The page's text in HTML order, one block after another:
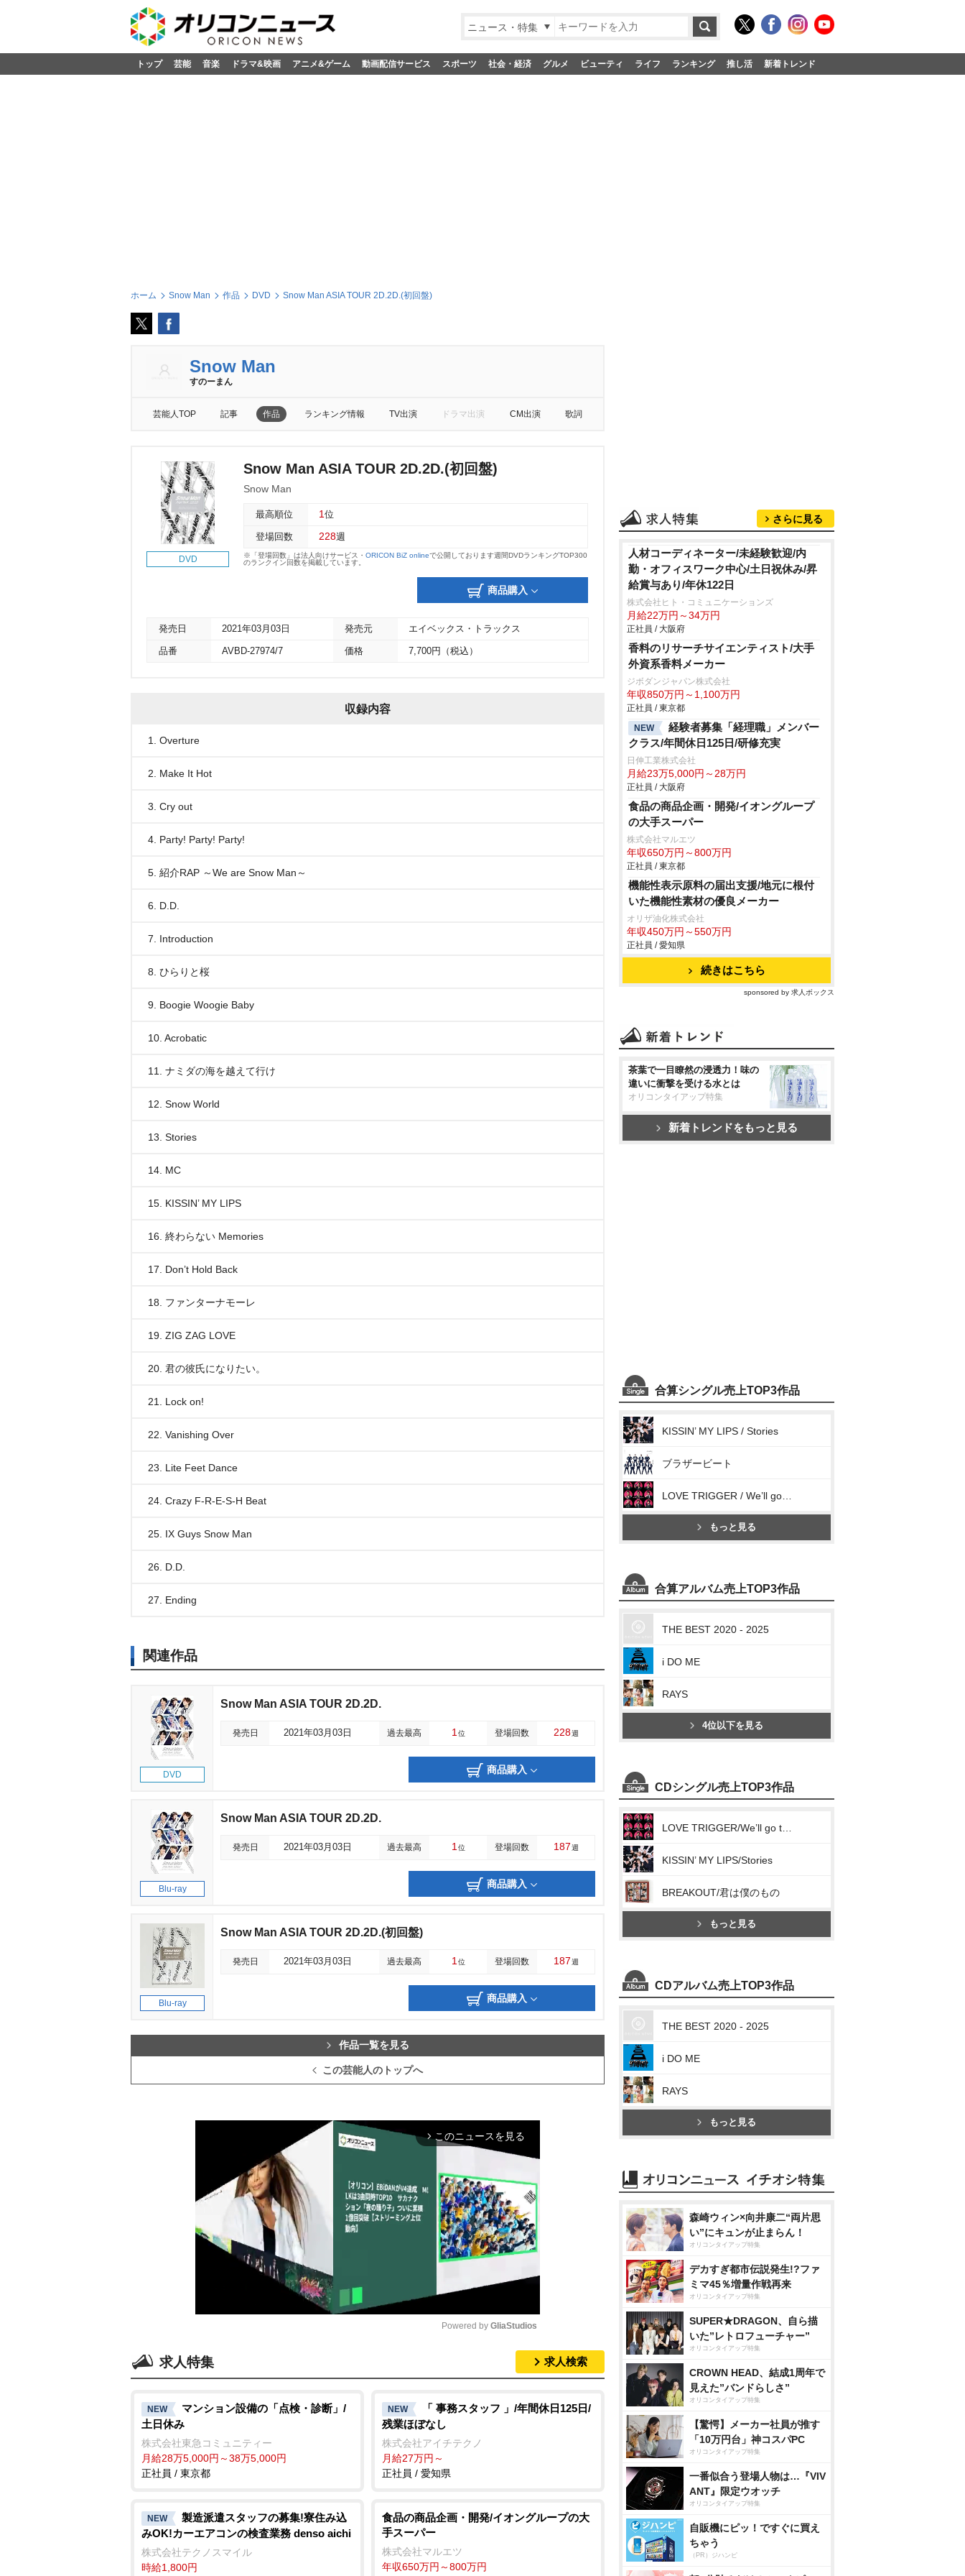
ニュース・特集
トップ 芸能 音楽 ドラマ&映画 アニメ&ゲーム 動画配信サービス スポーツ 社会・経済 グルメ ビューティ ライフ ランキング 推し活 新着トレンド
ホーム Snow Man 作品 DVD Snow Man ASIA TOUR 2D.2D.(初回盤)
Snow Man
すのーまん
芸能人TOP 記事 作品 ランキング情報 TV出演 ドラマ出演 CM出演 歌詞
DVD
Snow Man ASIA TOUR 2D.2D.(初回盤)
Snow Man
最高順位 1 位
登場回数 228週
※「登場回数」は法人向けサービス・ ORICON BiZ onlineで公開しております週間DVDランキングTOP300
のランクイン回数を掲載しています。
商品購入
発売日 2021年03月03日 発売元 エイベックス・トラックス
品番 AVBD-27974/7 価格 7,700円（税込）
収録内容
1. Overture
2. Make It Hot
3. Cry out
4. Party! Party! Party!
5. 紹介RAP ～We are Snow Man～
6. D.D.
7. Introduction
8. ひらりと桜
9. Boogie Woogie Baby
10. Acrobatic
11. ナミダの海を越えて行け
12. Snow World
13. Stories
14. MC
15. KISSIN’ MY LIPS
16. 終わらない Memories
17. Don’t Hold Back
18. ファンターナモーレ
19. ZIG ZAG LOVE
20. 君の彼氏になりたい。
21. Lock on!
22. Vanishing Over
23. Lite Feet Dance
24. Crazy F-R-E-S-H Beat
25. IX Guys Snow Man
26. D.D.
27. Ending
関連作品
DVD
Snow Man ASIA TOUR 2D.2D.
発売日 2021年03月03日 過去最高 1 位 登場回数 228週
商品購入
Blu-ray
Snow Man ASIA TOUR 2D.2D.
発売日 2021年03月03日 過去最高 1 位 登場回数 187週
商品購入
Blu-ray
Snow Man ASIA TOUR 2D.2D.(初回盤)
発売日 2021年03月03日 過去最高 1 位 登場回数 187週
商品購入
作品一覧を見る
この芸能人のトップへ
arrow_forward_ios このニュースを見る
t
Powered by GliaStudios
求人特集 求人検索
NEW
マンション設備の「点検・診断」/
土日休み
株式会社東急コミュニティー
月給28万5,000円～38万5,000円
正社員 / 東京都
NEW
「 事務スタッフ 」/年間休日125日/
残業ほぼなし
株式会社アイチテクノ
月給27万円～
正社員 / 愛知県
NEW
製造派遣スタッフの募集!寮住み込
みOK!カーエアコンの検査業務 denso aichi
株式会社テクノスマイル
時給1,800円
食品の商品企画・開発/イオングループの大
手スーパー
株式会社マルエツ
年収650万円～800万円
さらに見る
人材コーディネーター/未経験歓迎/内
勤・オフィスワーク中心/土日祝休み/昇
給賞与あり/年休122日
株式会社ヒト・コミュニケーションズ
月給22万円～34万円
正社員 / 大阪府
香料のリサーチサイエンティスト/大手
外資系香料メーカー
ジボダンジャパン株式会社
年収850万円～1,100万円
正社員 / 東京都
NEW
経験者募集「経理職」メンバー
クラス/年間休日125日/研修充実
日伸工業株式会社
月給23万5,000円～28万円
正社員 / 大阪府
食品の商品企画・開発/イオングループ
の大手スーパー
株式会社マルエツ
年収650万円～800万円
正社員 / 東京都
機能性表示原料の届出支援/地元に根付
いた機能性素材の優良メーカー
オリザ油化株式会社
年収450万円～550万円
正社員 / 愛知県
続きはこちら
sponsored by 求人ボックス
茶葉で一目瞭然の浸透力！味の
違いに衝撃を受ける水とは
オリコンタイアップ特集
新着トレンドをもっと見る
合算シングル売上TOP3作品
KISSIN’ MY LIPS / Stories
ブラザービート
もっと見る
合算アルバム売上TOP3作品
THE BEST 2020 - 2025
i DO ME
RAYS
4位以下を見る
CDシングル売上TOP3作品
KISSIN’ MY LIPS/Stories
BREAKOUT/君は僕のもの
もっと見る
CDアルバム売上TOP3作品
THE BEST 2020 - 2025
i DO ME
RAYS
もっと見る
森崎ウィン×向井康二“両片思
い”にキュンが止まらん！
オリコンタイアップ特集
デカすぎ都市伝説発生!?ファ
ミマ45％増量作戦再来
オリコンタイアップ特集
SUPER★DRAGON、自ら描
いた”レトロフューチャー”
オリコンタイアップ特集
CROWN HEAD、結成1周年で
見えた”バンドらしさ”
オリコンタイアップ特集
【驚愕】メーカー社員が推す
「10万円台」神コスパPC
オリコンタイアップ特集
一番似合う登場人物は…『VIV
ANT』限定ウオッチ
オリコンタイアップ特集
自販機にピッ！ですぐに買え
ちゃう
（PR）ジハンピ